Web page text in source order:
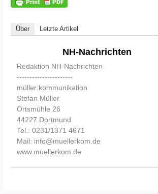
Über Letzte Artikel
NH-Nachrichten
Redaktion NH-Nachrichten
----------------------
müller:kommunikation
Stefan Müller
Ortsmühle 26
44227 Dortmund
Tel.: 0231/1371 4671
Mail: info@muellerkom.de
www.muellerkom.de